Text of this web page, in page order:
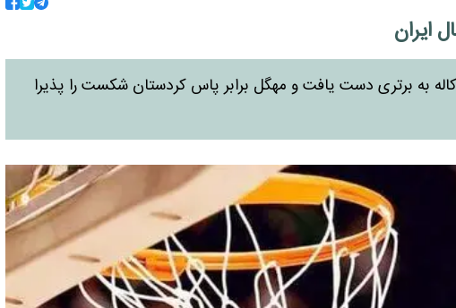
ایران
به برتری دست یافت و مهگل برابر پاس کردستان شکست را پذیرا